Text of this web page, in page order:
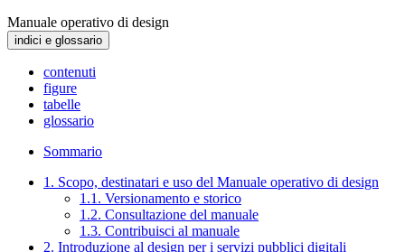
Manuale operativo di design
indici e glossario
contenuti
figure
tabelle
glossario
Sommario
1. Scopo, destinatari e uso del Manuale operativo di design
1.1. Versionamento e storico
1.2. Consultazione del manuale
1.3. Contribuisci al manuale
2. Introduzione al design per i servizi pubblici digitali